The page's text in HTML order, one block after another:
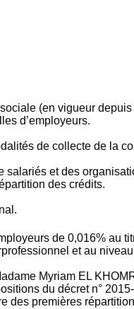
(en vigueur depuis
d’employeurs.
de collecte de la
et des
des crédits.
de 0,016% au
et au
Myriam EL
du décret n°
des premières